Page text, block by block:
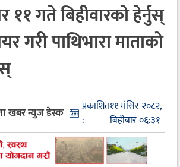
गते बिहीवारको हेर्नुस्
गरी पाथिभारा माताको
खबर न्युज डेस्क
प्रकाशित
:
११ मंसिर २०८२,
बिहीबार ०६:३१